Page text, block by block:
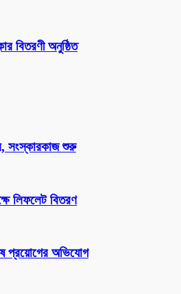
বিতরণী অনুষ্ঠিত
সংস্কারকাজ শুরু
লিফলেট বিতরণ
প্রয়োগের অভিযোগ